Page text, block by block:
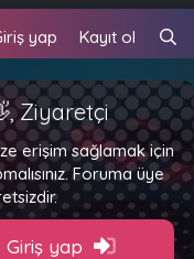
yap Kayıt ol
Ziyaretçi
erişim sağlamak için
Foruma üye
Giriş yap